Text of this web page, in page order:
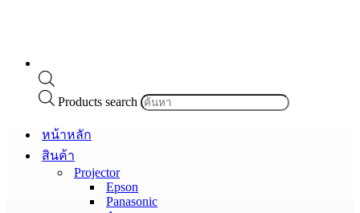
Products search
หน้าหลัก
สินค้า
Projector
Epson
Panasonic